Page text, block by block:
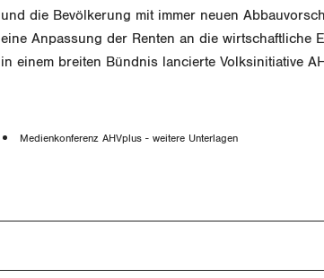
und die Bevölkerung mit immer neuen
eine Anpassung der Renten an die wirtschaftliche
in einem breiten Bündnis lancierte Volksinitiative
Medienkonferenz AHVplus - weitere Unterlagen